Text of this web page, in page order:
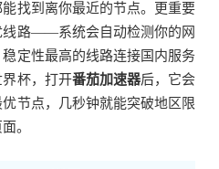
找到离你最近的节点。更重要
线路——系统会自动检测你的网
定性最高的线路连接国内服务
杯，打开番茄加速器后，它会
节点，几秒钟就能突破地区限
。